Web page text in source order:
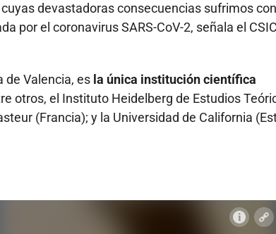
cuyas devastadoras consecuencias sufrimos
por el coronavirus SARS-CoV-2, señala el
de Valencia, es la única institución científica
otros, el Instituto Heidelberg de Estudios
(Francia); y la Universidad de California